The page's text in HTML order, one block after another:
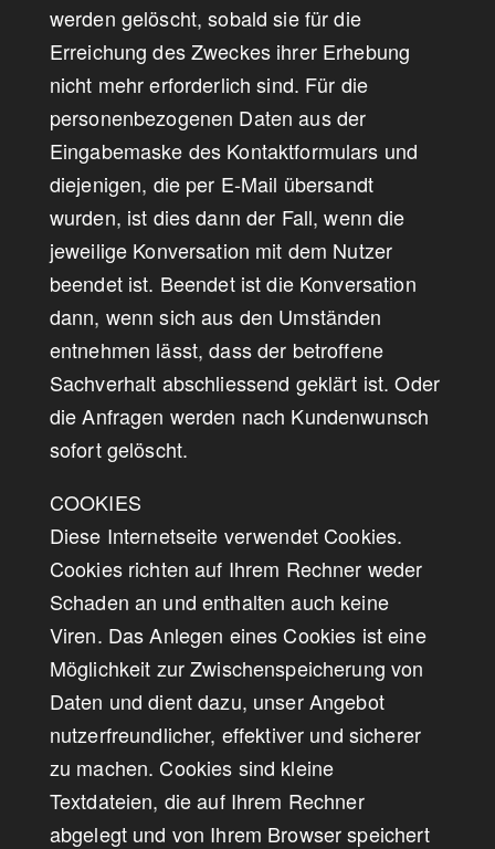
werden gelöscht, sobald sie für die
Erreichung des Zweckes ihrer Erhebung
nicht mehr erforderlich sind. Für die
personenbezogenen Daten aus der
Eingabemaske des Kontaktformulars und
diejenigen, die per E-Mail übersandt
wurden, ist dies dann der Fall, wenn die
jeweilige Konversation mit dem Nutzer
beendet ist. Beendet ist die Konversation
dann, wenn sich aus den Umständen
entnehmen lässt, dass der betroffene
Sachverhalt abschliessend geklärt ist. Oder
die Anfragen werden nach Kundenwunsch
sofort gelöscht.
COOKIES
Diese Internetseite verwendet Cookies.
Cookies richten auf Ihrem Rechner weder
Schaden an und enthalten auch keine
Viren. Das Anlegen eines Cookies ist eine
Möglichkeit zur Zwischenspeicherung von
Daten und dient dazu, unser Angebot
nutzerfreundlicher, effektiver und sicherer
zu machen. Cookies sind kleine
Textdateien, die auf Ihrem Rechner
abgelegt und von Ihrem Browser speichert